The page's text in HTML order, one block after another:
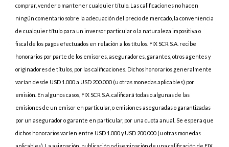
comprar, vender o mantener cualquier título. Las calificaciones no hacen
ningún comentario sobre la adecuación del precio de mercado, la conveniencia
de cualquier título para un inversor particular o la naturaleza impositiva o
fiscal de los pagos efectuados en relación a los títulos. FIX SCR S.A. recibe
honorarios por parte de los emisores, aseguradores, garantes, otros agentes y
originadores de títulos, por las calificaciones. Dichos honorarios generalmente
varían desde USD 1.000 a USD 200.000 (u otras monedas aplicables) por
emisión. En algunos casos, FIX SCR S.A. calificará todas o algunas de las
emisiones de un emisor en particular, o emisiones aseguradas o garantizadas
por un asegurador o garante en particular, por una cuota anual. Se espera que
dichos honorarios varíen entre USD 1.000 y USD 200.000 (u otras monedas